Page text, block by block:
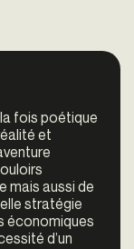
fois poétique
et
mais aussi de
stratégie
économiques
d’un